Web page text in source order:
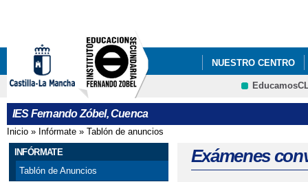
NUESTRO CENTRO
FORMACIÓN
IES Fernando Zóbel, Cuenca
Se encuentra usted aquí
Inicio » Infórmate » Tablón de anuncios
INFÓRMATE
Tablón de Anuncios
Exámenes